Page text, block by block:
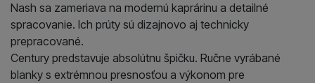
Nash sa zameriava na modernú kaprárinu a detailné
spracovanie. Ich prúty sú dizajnovo aj technicky
prepracované.
Century predstavuje absolútnu špičku. Ručne vyrábané
blanky s extrémnou presnosťou a výkonom pre